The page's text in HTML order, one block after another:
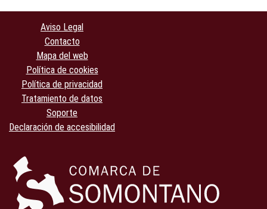
Aviso Legal
Contacto
Mapa del web
Política de cookies
Política de privacidad
Tratamiento de datos
Soporte
Declaración de accesibilidad